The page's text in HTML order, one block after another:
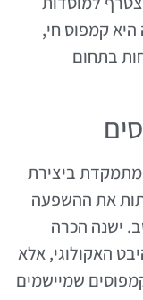
קמפוס חי,
בתחום
מתמקדת ביצירת
את ההשפעה
ישנה הכרה
האקולוגי, אלא
שמיישמים